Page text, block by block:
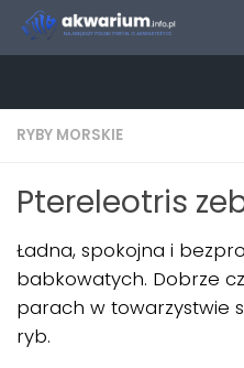
Skip to content
RYBY MORSKIE
Ptereleotris
Ładna, spokojna i
babkowatych. Dobrze
parach w towarzystwie
ryb.